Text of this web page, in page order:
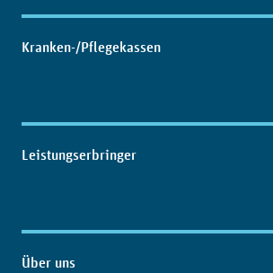
Kranken-/Pflegekassen
Leistungserbringer
Über uns